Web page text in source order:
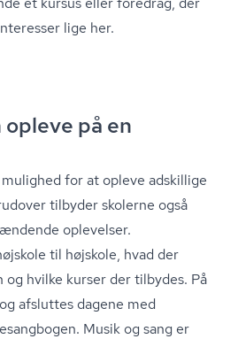
lige her.
opleve på en
for at opleve adskillige
tilbyder skolerne også
oplevelser.
til højskole, hvad der
og hvilke kurser der tilbydes. På
afsluttes dagene med
Musik og sang er